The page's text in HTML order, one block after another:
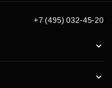
+7 (495) 032-45-20